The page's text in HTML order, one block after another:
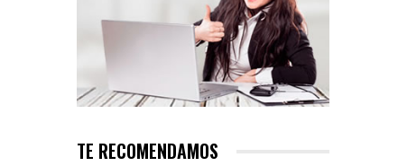
TE RECOMENDAMOS